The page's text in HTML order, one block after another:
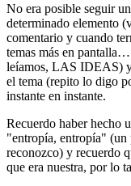
No era posible seguir
determinado elemento
comentario y cuando
temas más en
leíamos, LAS IDEAS) y
el tema (repito lo digo
instante en instante.
Recuerdo haber hecho
"entropía, entropía" (un
reconozco) y recuerdo
que era nuestra, por lo